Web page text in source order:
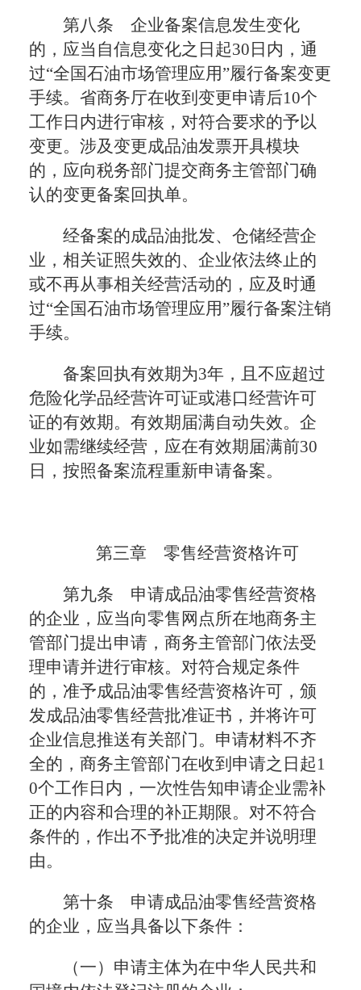
第八条 企业备案信息发生变化
的，应当自信息变化之日起30日内，通
过“全国石油市场管理应用”履行备案变更
手续。省商务厅在收到变更申请后10个
工作日内进行审核，对符合要求的予以
变更。涉及变更成品油发票开具模块
的，应向税务部门提交商务主管部门确
认的变更备案回执单。
经备案的成品油批发、仓储经营企
业，相关证照失效的、企业依法终止的
或不再从事相关经营活动的，应及时通
过“全国石油市场管理应用”履行备案注销
手续。
备案回执有效期为3年，且不应超过
危险化学品经营许可证或港口经营许可
证的有效期。有效期届满自动失效。企
业如需继续经营，应在有效期届满前30
日，按照备案流程重新申请备案。
第三章 零售经营资格许可
第九条 申请成品油零售经营资格
的企业，应当向零售网点所在地商务主
管部门提出申请，商务主管部门依法受
理申请并进行审核。对符合规定条件
的，准予成品油零售经营资格许可，颁
发成品油零售经营批准证书，并将许可
企业信息推送有关部门。申请材料不齐
全的，商务主管部门在收到申请之日起1
0个工作日内，一次性告知申请企业需补
正的内容和合理的补正期限。对不符合
条件的，作出不予批准的决定并说明理
由。
第十条 申请成品油零售经营资格
的企业，应当具备以下条件：
（一）申请主体为在中华人民共和